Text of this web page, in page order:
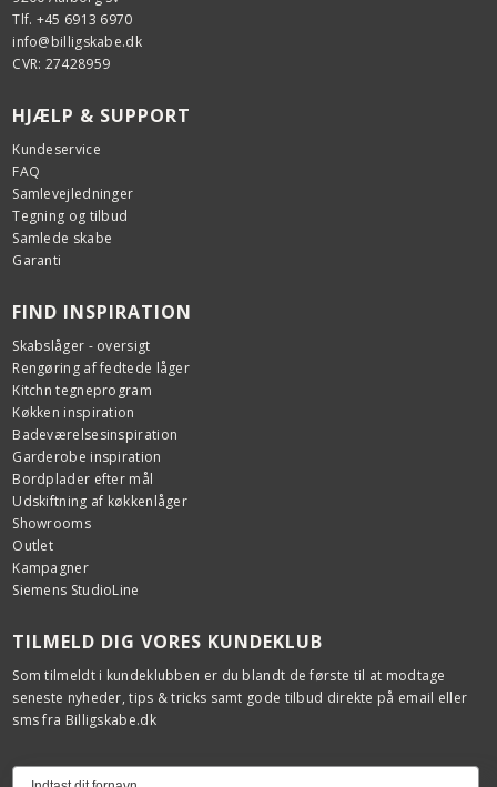
Tlf. +45 6913 6970
info@billigskabe.dk
CVR: 27428959
HJÆLP & SUPPORT
Kundeservice
FAQ
Samlevejledninger
Tegning og tilbud
Samlede skabe
Garanti
FIND INSPIRATION
Skabslåger - oversigt
Rengøring af fedtede låger
Kitchn tegneprogram
Køkken inspiration
Badeværelsesinspiration
Garderobe inspiration
Bordplader efter mål
Udskiftning af køkkenlåger
Showrooms
Outlet
Kampagner
Siemens StudioLine
TILMELD DIG VORES KUNDEKLUB
Som tilmeldt i kundeklubben er du blandt de første til at modtage
seneste nyheder, tips & tricks samt gode tilbud direkte på email eller
sms fra Billigskabe.dk